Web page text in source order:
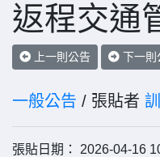
返程交通
上一則公告 下一則
一般公告 / 張貼者
張貼日期： 2026-04-16